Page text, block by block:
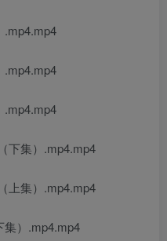
.mp4.mp4
.mp4.mp4
.mp4.mp4
下集）.mp4.mp4
上集）.mp4.mp4
集）.mp4.mp4